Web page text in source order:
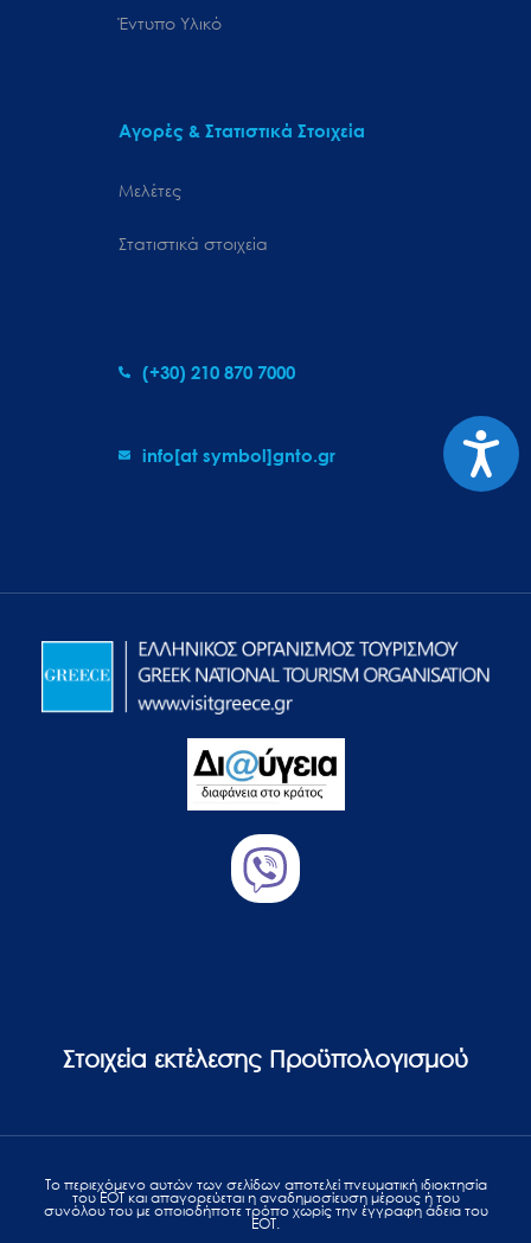
Έντυπο Υλικό
Αγορές & Στατιστικά Στοιχεία
Μελέτες
Στατιστικά στοιχεία
(+30) 210 870 7000
info[at symbol]gnto.gr
Στοιχεία εκτέλεσης Προϋπολογισμού
Το περιεχόμενο αυτών των σελίδων αποτελεί πvευματική ιδιοκτησία
του ΕΟΤ και απαγορεύεται η αναδημοσίευση μέρους ή του
συνόλου του με οποιοδήποτε τρόπο χωρίς την έγγραφη άδεια του
ΕΟΤ.